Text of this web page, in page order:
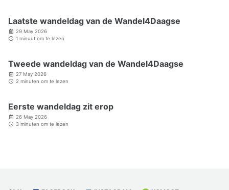
Laatste wandeldag van de Wandel4Daagse
29 May 2026
1 minuut om te lezen
Tweede wandeldag van de Wandel4Daagse
27 May 2026
2 minuten om te lezen
Eerste wandeldag zit erop
26 May 2026
3 minuten om te lezen